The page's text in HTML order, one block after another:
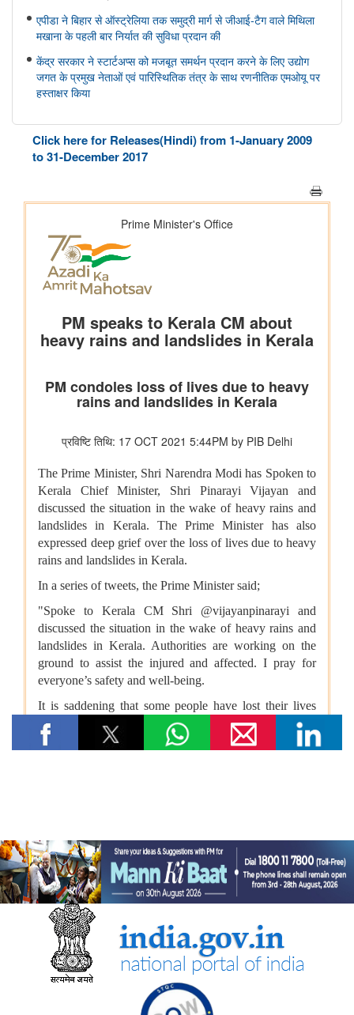
एपीडा ने बिहार से ऑस्ट्रेलिया तक समुद्री मार्ग से जीआई-टैग वाले मिथिला
मखाना के पहली बार निर्यात की सुविधा प्रदान की
केंद्र सरकार ने स्टार्टअप्स को मजबूत समर्थन प्रदान करने के लिए उद्योग
जगत के प्रमुख नेताओं एवं पारिस्थितिक तंत्र के साथ रणनीतिक एमओयू पर
हस्ताक्षर किया
सहकारिता मंत्रालय
केन्द्रीय गृह एवं सहकारिता मंत्री श्री अमित शाह ने मुंबई में NUCFDC के
भोपाल में 11 ब्रिक्स संस्कृति मंत्रियों की बैठक संपन्न हुई; भोपाल घोषणापत्र
को अपनाया
भारतीय वायु सेना बैंड द्वारा स्वतंत्रता दिवस समारोह 2026 के दौरान प्रदर्शन
प्रधानमंत्री श्री नरेन्द्र मोदी ने आईआईटी दिल्ली के 57वें दीक्षांत समारोह को
संबोधित किया
इलेक्ट्रानिक्स एवं आईटी मंत्रालय
भारतीय छात्रों के लिए दस्तावेज़ सत्यापन प्रक्रिया को तेज़ किया है
वित्‍त मंत्रालय
यूजर्स के लिए यूपीआई निःशुल्क
प्रेस नोट
पेट्रोलियम एवं प्राकृतिक गैस मंत्रालय
तेल विपणन कंपनियों (ओएमसी) ने ई20 पेट्रोल में नमी और क्लोराइड की
मौजूदगी की जांच की: 500 पीपीएम क्लोराइड और नमी की मौजूदगी के दावों
रेल मंत्रालय
विज्ञान एवं प्रौद्योगिकी मंत्रालय
सीएसआईआर-सीआरआरआई ने राजस्थान सरकार के समक्ष स्वदेशी
एमएसएस+ सड़क प्रौद्योगिकी का प्रदर्शन किया
सीएसआईआर-एनआईएससीपीआर ने “लोकप्रिय विज्ञान लेखन” पर दो दिवसीय
कौशल प्रशिक्षण कार्यक्रम आयोजित किया और प्रतिभागियों को सामान्य जन
तक विज्ञान का संचार करने के लिए प्रेरित किया
केन्‍द्रीय मंत्री डॉ. जितेंद्र सिंह ने लखनऊ में सीएसआईआर-एनबीआरआई द्वारा
विकसित अपनी तरह का पहला 'इको-एजुकेशनल हब' राष्ट्र को समर्पित किया
Click here for Releases(Hindi) from 1-January 2009
to 31-December 2017